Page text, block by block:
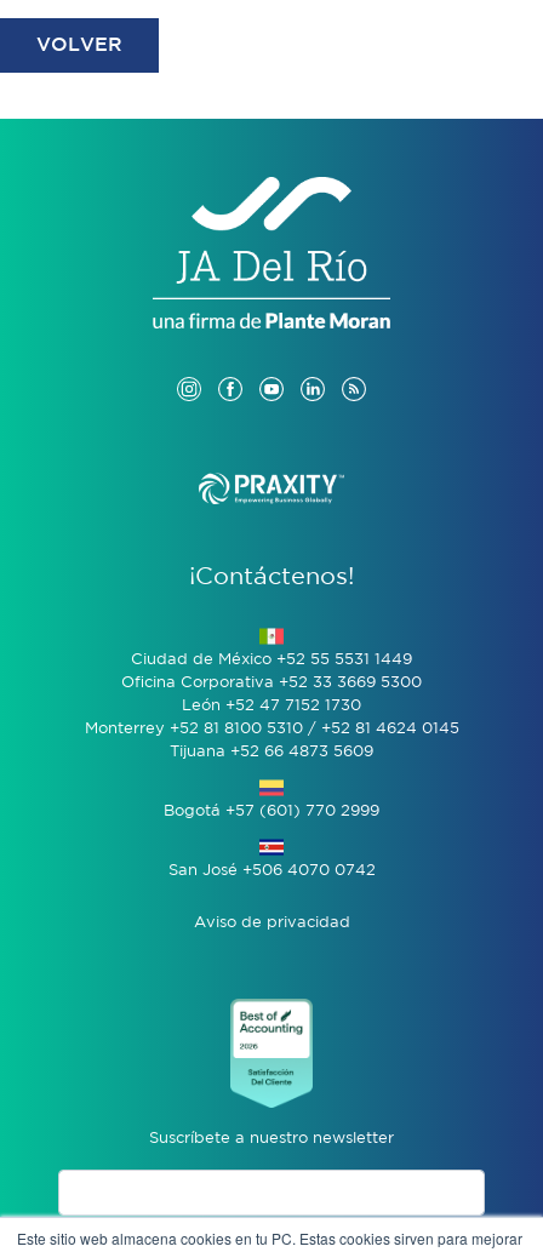
Este sitio web almacena cookies en tu PC. Estas cookies sirven para mejorar
VOLVER
¡Contáctenos!
Ciudad de México +52 55 5531 1449
Oficina Corporativa +52 33 3669 5300
León +52 47 7152 1730
Monterrey +52 81 8100 5310 / +52 81 4624 0145
Tijuana +52 66 4873 5609
Bogotá +57 (601) 770 2999
San José +506 4070 0742
Aviso de privacidad
Suscríbete a nuestro newsletter